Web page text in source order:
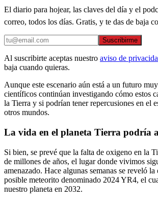
El diario para hojear, las claves del día y el
correo, todos los días. Gratis, y te das de baja
Suscribirme
Al suscribirte aceptas nuestro aviso de
baja cuando quieras.
Aunque este escenario aún está a un futuro
científicos continúan investigando cómo estos
la Tierra y si podrían tener repercusiones en el
otros mundos.
La vida en el planeta Tierra podría
Si bien, se prevé que la falta de oxigeno en la
de millones de años, el lugar donde vivimos
amenazado. Hace algunas semanas se reveló
posible meteorito denominado 2024 YR4, el
nuestro planeta en 2032.